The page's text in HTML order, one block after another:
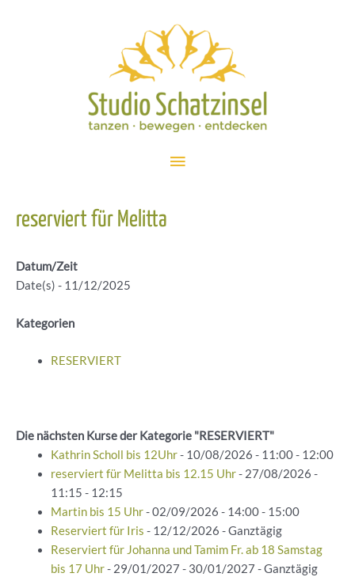
Hauptmenü
reserviert für Melitta
Datum/Zeit
Date(s) - 11/12/2025
Kategorien
RESERVIERT
Die nächsten Kurse der Kategorie "RESERVIERT"
Kathrin Scholl bis 12Uhr- 10/08/2026 - 11:00 - 12:00
reserviert für Melitta bis 12.15 Uhr- 27/08/2026 -
11:15 - 12:15
Martin bis 15 Uhr- 02/09/2026 - 14:00 - 15:00
Reserviert für Iris - 12/12/2026 - Ganztägig
Reserviert für Johanna und Tamim Fr. ab 18 Samstag
bis 17 Uhr- 29/01/2027 - 30/01/2027 - Ganztägig